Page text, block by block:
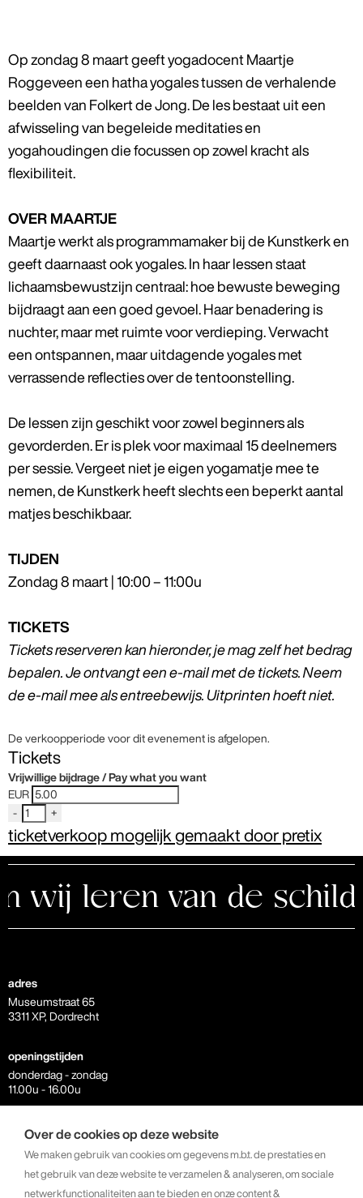
Over de cookies op deze website
We maken gebruik van cookies om gegevens m.b.t. de prestaties en
het gebruik van deze website te verzamelen & analyseren, om sociale
netwerkfunctionaliteiten aan te bieden en onze content &
Op zondag 8 maart geeft yogadocent Maartje
Roggeveen een hatha yogales tussen de verhalende
beelden van Folkert de Jong. De les bestaat uit een
afwisseling van begeleide meditaties en
yogahoudingen die focussen op zowel kracht als
flexibiliteit.
OVER MAARTJE
Maartje werkt als programmamaker bij de Kunstkerk en
geeft daarnaast ook yogales. In haar lessen staat
lichaamsbewustzijn centraal: hoe bewuste beweging
bijdraagt aan een goed gevoel. Haar benadering is
nuchter, maar met ruimte voor verdieping. Verwacht
een ontspannen, maar uitdagende yogales met
verrassende reflecties over de tentoonstelling.
De lessen zijn geschikt voor zowel beginners als
gevorderden. Er is plek voor maximaal 15 deelnemers
per sessie. Vergeet niet je eigen yogamatje mee te
nemen, de Kunstkerk heeft slechts een beperkt aantal
matjes beschikbaar.
TIJDEN
Zondag 8 maart | 10:00 – 11:00u
TICKETS
Tickets reserveren kan hieronder, je mag zelf het bedrag
bepalen. Je ontvangt een e-mail met de tickets. Neem
de e-mail mee als entreebewijs. Uitprinten hoeft niet.
De verkoopperiode voor dit evenement is afgelopen.
Tickets
Vrijwillige bijdrage / Pay what you want
EUR
-
+
ticketverkoop mogelijk gemaakt door pretix
leren van de
adres
Museumstraat 65
3311 XP, Dordrecht
openingstijden
donderdag - zondag
11.00u - 16.00u
contact
+31 6 23 07 81 64